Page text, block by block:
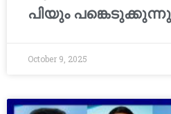
പിയും
October 9, 2025